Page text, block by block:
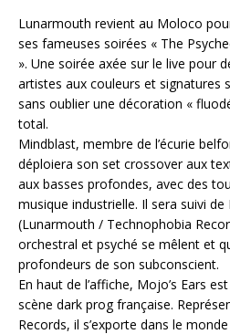
Lunarmouth revient au Moloco
ses fameuses soirées « The
». Une soirée axée sur le live pour
artistes aux couleurs et signatures
sans oublier une décoration «
total.
Mindblast, membre de l’écurie
déploiera son set crossover aux
aux basses profondes, avec des
musique industrielle. Il sera suivi
(Lunarmouth / Technophobia
orchestral et psyché se mêlent et
profondeurs de son subconscient.
En haut de l’affiche, Mojo’s Ears
scène dark prog française.
Records, il s’exporte dans le